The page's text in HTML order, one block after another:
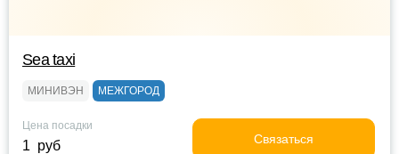
Sea taxi
МИНИВЭН МЕЖГОРОД
Цена посадки
1 руб Связаться